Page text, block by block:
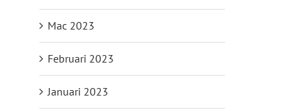
Mac 2023
Februari 2023
Januari 2023